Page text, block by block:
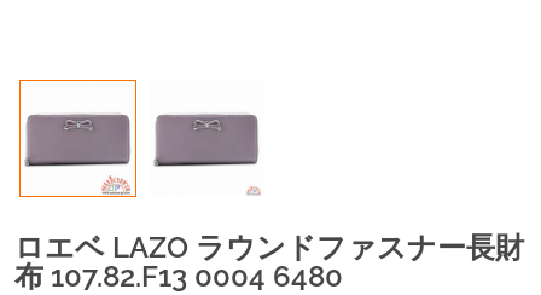
ロエベ LAZO ラウンドファスナー長財
布 107.82.F13 0004 6480